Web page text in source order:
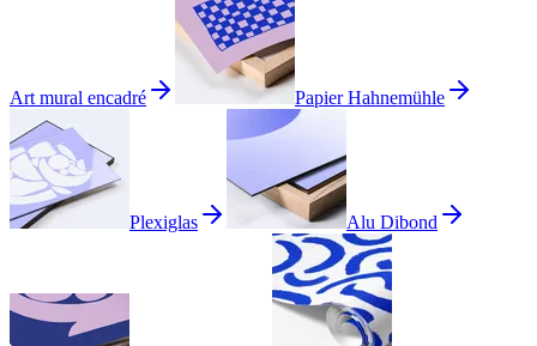
Art mural encadré Papier Hahnemühle
Plexiglas Alu Dibond